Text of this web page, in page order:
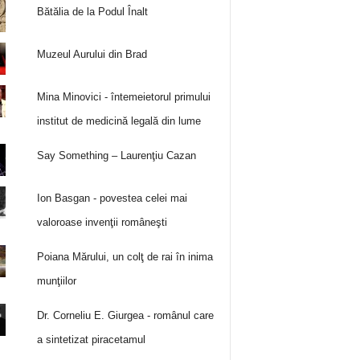
Bătălia de la Podul Înalt
Muzeul Aurului din Brad
Mina Minovici - întemeietorul primului
institut de medicină legală din lume
Say Something – Laurenţiu Cazan
Ion Basgan - povestea celei mai
valoroase invenţii româneşti
Poiana Mărului, un colţ de rai în inima
munţiilor
Dr. Corneliu E. Giurgea - românul care
a sintetizat piracetamul